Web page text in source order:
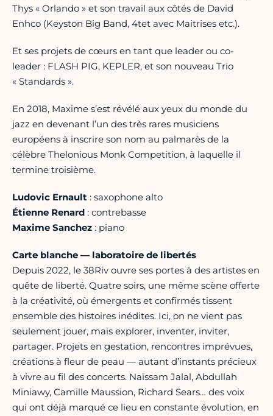
Thys « Orlando » et son travail aux côtés de David
Enhco (Keyston Big Band, 4tet avec Maitrises etc.).
Et ses projets de cœurs en tant que leader ou co-
leader : FLASH PIG, KEPLER, et son nouveau Trio
« Standards ».
En 2018, Maxime s’est révélé aux yeux du monde du
jazz en devenant l’un des très rares musiciens
européens à inscrire son nom au palmarès de la
célèbre Thelonious Monk Competition, à laquelle il
termine troisième.
Ludovic Ernault : saxophone alto
Étienne Renard : contrebasse
Maxime Sanchez : piano
Carte blanche — laboratoire de libertés
Depuis 2022, le 38Riv ouvre ses portes à des artistes en
quête de liberté. Quatre soirs, une même scène offerte
à la créativité, où émergents et confirmés tissent
ensemble des histoires inédites. Ici, on ne vient pas
seulement jouer, mais explorer, inventer, inviter,
partager. Projets en gestation, rencontres imprévues,
créations à fleur de peau — autant d’instants précieux
à vivre au fil des concerts. Naïssam Jalal, Abdullah
Miniawy, Camille Maussion, Richard Sears… des voix
qui ont déjà marqué ce lieu en constante évolution, en